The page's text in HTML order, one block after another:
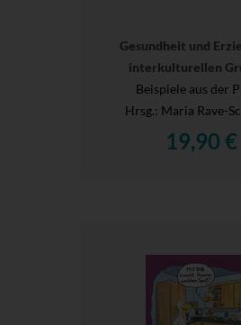
Gesundheit und
interkulturellen
Beispiele aus der
Hrsg.: Maria Rave-
19,90 €